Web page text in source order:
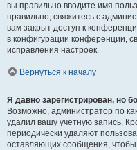
вы правильно вводите имя
правильно, свяжитесь с
вам закрыт доступ к
в конфигурации конференции,
исправления настроек.
Вернуться к началу
Я давно зарегистрирован, но
Возможно, администратор по
удалил вашу учётную запись.
периодически удаляют
оставляющих сообщения,